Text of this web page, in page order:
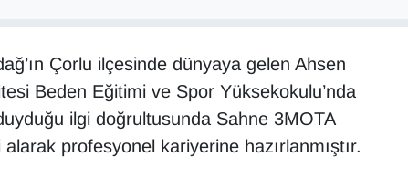
Çorlu ilçesinde dünyaya gelen Ahsen
Beden Eğitimi ve Spor Yüksekokulu’nda
ilgi doğrultusunda Sahne 3MOTA
profesyonel kariyerine hazırlanmıştır.